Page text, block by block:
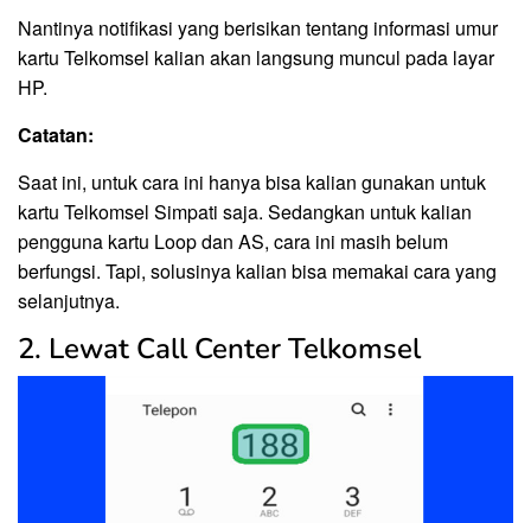
Nantinya notifikasi yang berisikan tentang informasi umur
kartu Telkomsel kalian akan langsung muncul pada layar
HP.
Catatan:
Saat ini, untuk cara ini hanya bisa kalian gunakan untuk
kartu Telkomsel Simpati saja. Sedangkan untuk kalian
pengguna kartu Loop dan AS, cara ini masih belum
berfungsi. Tapi, solusinya kalian bisa memakai cara yang
selanjutnya.
2. Lewat Call Center Telkomsel